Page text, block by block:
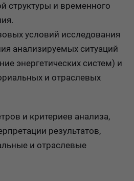
структуры и временного
условий исследования
анализируемых ситуаций
энергетических систем) и
и отраслевых
и критериев анализа,
результатов,
и отраслевые